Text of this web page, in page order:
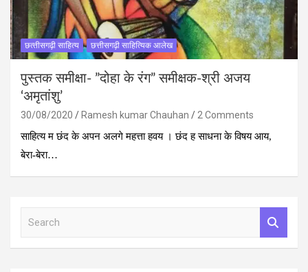
छत्‍तीसगढ़ी साहित्‍य छत्तीसगढ़ी साहित्यिक आलेख
पुस्‍तक समीक्षा- ”दोहा के रंग” समीक्षक-श्री अजय
‘अमृतांशु’
30/08/2020 Ramesh kumar Chauhan
2 Comments
साहित्य म छंद के अपन अलगे महत्ता हवय । छंद ह साधना के विषय आय,
बेरा-बेरा…